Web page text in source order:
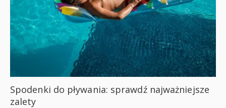
Spodenki do pływania: sprawdź najważniejsze
zalety